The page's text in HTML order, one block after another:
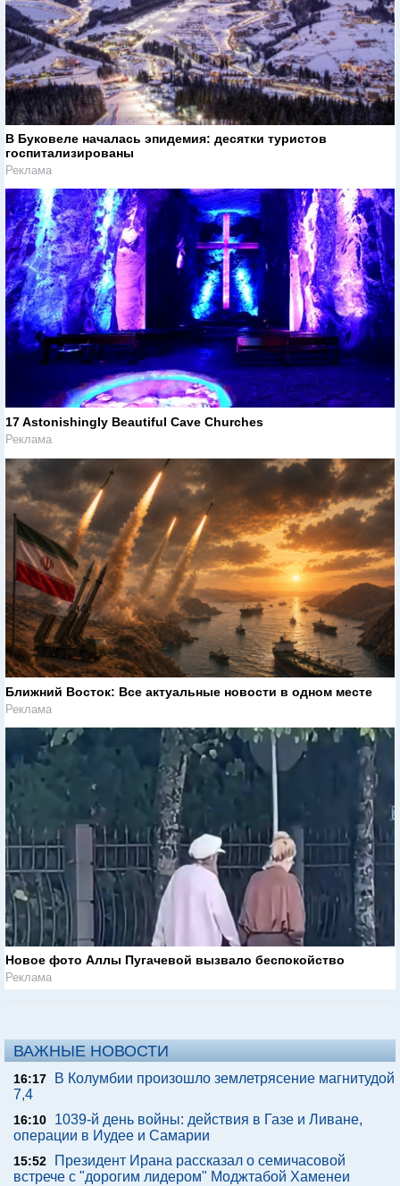
В Буковеле началась эпидемия: десятки туристов
госпитализированы
Реклама
17 Astonishingly Beautiful Cave Churches
Реклама
Ближний Восток: Все актуальные новости в одном месте
Реклама
Новое фото Аллы Пугачевой вызвало беспокойство
Реклама
ВАЖНЫЕ НОВОСТИ
16:17
В Колумбии произошло землетрясение магнитудой
7,4
16:10
1039-й день войны: действия в Газе и Ливане,
операции в Иудее и Самарии
15:52
Президент Ирана рассказал о семичасовой
встрече с "дорогим лидером" Моджтабой Хаменеи